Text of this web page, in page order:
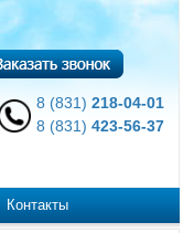
8 (831) 218-04-01
8 (831) 423-56-37
Контакты